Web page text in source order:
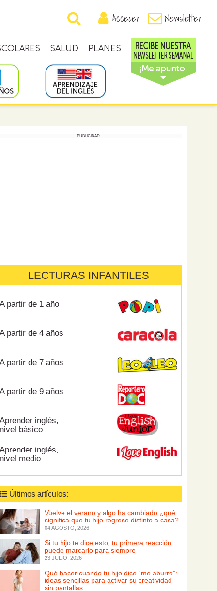
Acceder Newsletter
SALUD PLANES
PUBLICIDAD
LECTURAS INFANTILES
A partir de 1 año
A partir de 4 años
A partir de 7 años
A partir de 9 años
Aprender inglés,
nivel básico
Aprender inglés,
nivel medio
Últimos artículos:
Vuelve el verano y algo ha cambiado ¿qué
significa que tu hijo regrese distinto a casa?
04 AGOSTO, 2026
Si tu hijo te dice esto, tu primera reacción
puede marcarlo para siempre
23 JULIO, 2026
Qué hacer cuando tu hijo dice “me aburro”:
ideas sencillas para activar su creatividad
sin pantallas